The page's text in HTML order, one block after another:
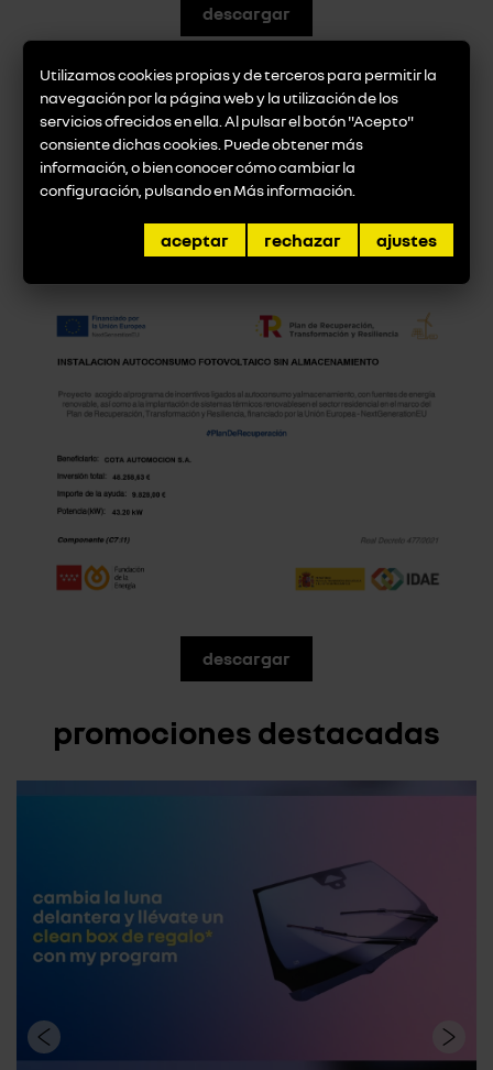
descargar
Instalación Autoconsumo Fotovoltaico Sin
Almacenamientoen Calle Margarita Salas, 18,
28919 Leganés de 43,20kW
Plan de Recuperación, Transformación y
Resiliencia, financiado por la Unión Europea -
NextGenerationEU
descargar
promociones destacadas
Utilizamos cookies propias y de terceros para permitir la
navegación por la página web y la utilización de los
servicios ofrecidos en ella. Al pulsar el botón "Acepto"
consiente dichas cookies. Puede obtener más
información, o bien conocer cómo cambiar la
configuración, pulsando enMás información
aceptar rechazar ajustes